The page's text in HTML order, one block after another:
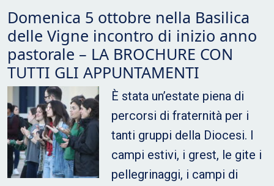
Domenica 5 ottobre nella Basilica
delle Vigne incontro di inizio anno
pastorale – LA BROCHURE CON
TUTTI GLI APPUNTAMENTI
È stata un’estate piena di
percorsi di fraternità per i
tanti gruppi della Diocesi. I
campi estivi, i grest, le gite i
pellegrinaggi, i campi di